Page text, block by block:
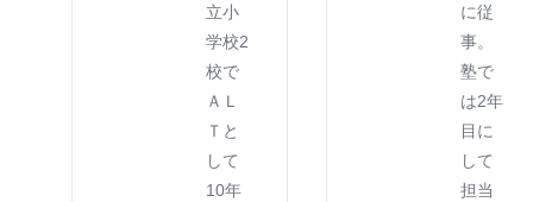
立小
学校2
校で
ＡＬ
Ｔと
して
10年
に従
事。
塾で
は2年
目に
して
担当